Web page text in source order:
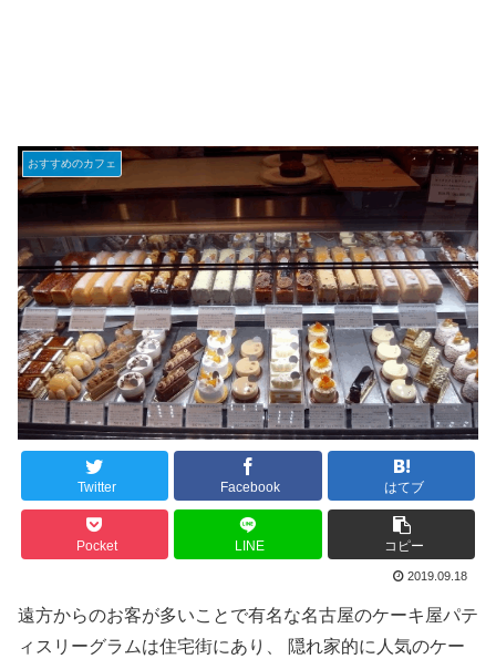
おすすめのカフェ
Twitter Facebook はてブ
Pocket LINE コピー
2019.09.18
遠方からのお客が多いことで有名な名古屋のケーキ屋パテ
ィスリーグラムは住宅街にあり、 隠れ家的に人気のケー